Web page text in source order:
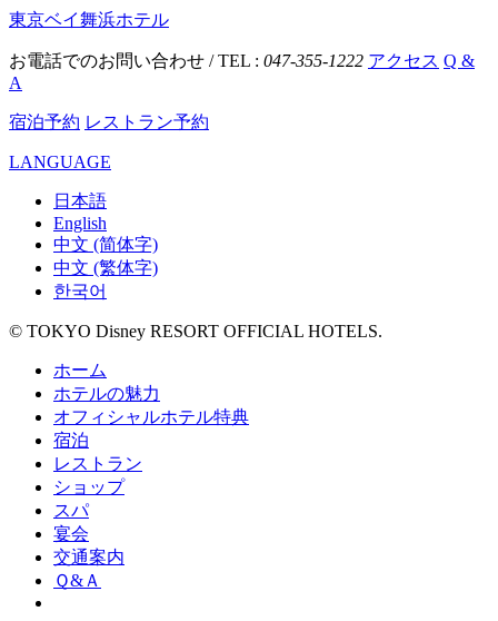
東京ベイ舞浜ホテル
お電話でのお問い合わせ / TEL : 047-355-1222 アクセス Q &
A
宿泊予約 レストラン予約
LANGUAGE
日本語
English
中文 (简体字)
中文 (繁体字)
한국어
© TOKYO Disney RESORT OFFICIAL HOTELS.
ホーム
ホテルの魅力
オフィシャルホテル特典
宿泊
レストラン
ショップ
スパ
宴会
交通案内
Ｑ&Ａ